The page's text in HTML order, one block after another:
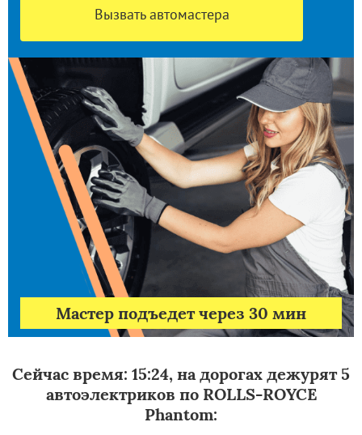
Мастер подъедет через 30 мин
Вызвать автомастера
Сейчас время: 15:24, на дорогах дежурят 5
автоэлектриков по ROLLS-ROYCE
Phantom: